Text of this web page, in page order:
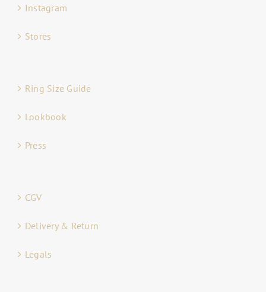
Instagram
Stores
Ring Size Guide
Lookbook
Press
CGV
Delivery & Return
Legals